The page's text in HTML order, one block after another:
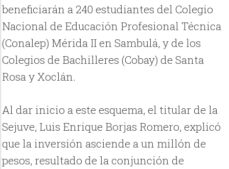
beneficiarán a 240 estudiantes del Colegio
Nacional de Educación Profesional Técnica
(Conalep) Mérida II en Sambulá, y de los
Colegios de Bachilleres (Cobay) de Santa
Rosa y Xoclán.
Al dar inicio a este esquema, el titular de la
Sejuve, Luis Enrique Borjas Romero, explicó
que la inversión asciende a un millón de
pesos, resultado de la conjunción de